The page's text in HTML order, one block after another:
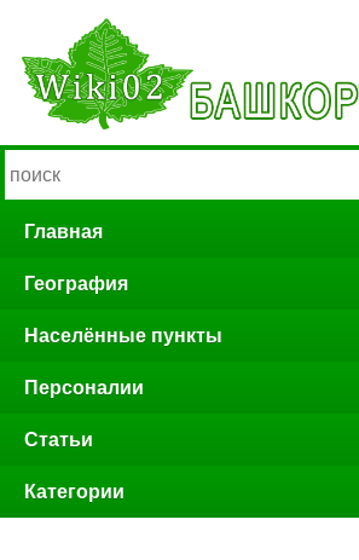
Главная
География
Населённые пункты
Персоналии
Статьи
Категории